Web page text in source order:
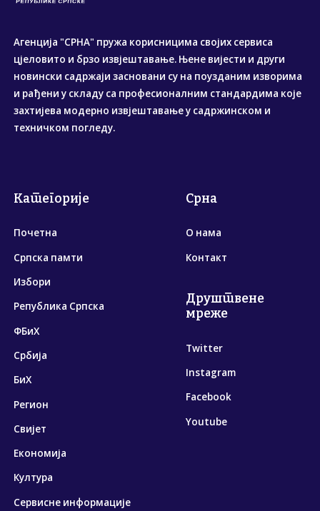
Агенција "СРНА" пружа корисницима својих сервиса
цјеловито и брзо извјештавање. Њене вијести и други
новински садржаји засновани су на поузданим изворима
и рађени у складу са професионалним стандардима које
захтијева модерно извјештавање у садржинском и
техничком погледу.
Категорије
Почетна
Српска памти
Избори
Република Српска
ФБиХ
Србија
БиХ
Регион
Свијет
Економија
Култура
Сервисне информације
Срна
О нама
Контакт
Друштвене
мреже
Twitter
Instagram
Facebook
Youtube